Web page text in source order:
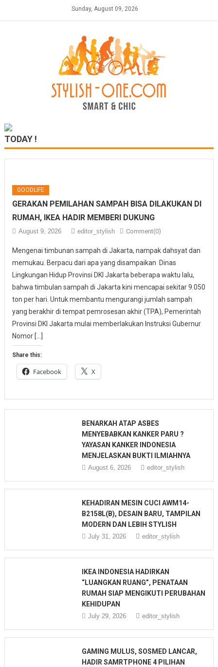
Sunday, August 09, 2026
TODAY !
GOODLIFE
GERAKAN PEMILAHAN SAMPAH BISA DILAKUKAN DI
RUMAH, IKEA HADIR MEMBERI DUKUNG
August 9, 2026 editor_stylish Comment(0)
Mengenai timbunan sampah di Jakarta, nampak dahsyat dan
memukau. Berpacu dari apa yang disampaikan Dinas
Lingkungan Hidup Provinsi DKI Jakarta beberapa waktu lalu,
bahwa timbulan sampah di Jakarta kini mencapai sekitar 9.050
ton per hari. Untuk membantu mengurangi jumlah sampah
yang berakhir di tempat pemrosesan akhir (TPA), Pemerintah
Provinsi DKI Jakarta mulai memberlakukan Instruksi Gubernur
Nomor […]
Share this:
Facebook X
BENARKAH ATAP ASBES
MENYEBABKAN KANKER PARU ?
YAYASAN KANKER INDONESIA
MENJELASKAN BUKTI ILMIAHNYA
August 6, 2026 editor_stylish
KEHADIRAN MESIN CUCI AWM14-
B2158L(B), DESAIN BARU, TAMPILAN
MODERN DAN LEBIH STYLISH
July 31, 2026 editor_stylish
IKEA INDONESIA HADIRKAN
“LUANGKAN RUANG”, PENATAAN
RUMAH SIAP MENGIKUTI PERUBAHAN
KEHIDUPAN
July 29, 2026 editor_stylish
GAMING MULUS, SOSMED LANCAR,
HADIR SAMRTPHONE 4 PILIHAN